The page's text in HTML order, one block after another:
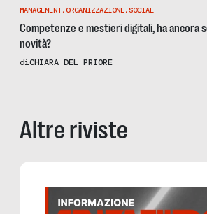
MANAGEMENT,ORGANIZZAZIONE, SOCIAL
Competenze e mestieri digitali, ha ancora
novità?
diCHIARA DEL PRIORE
Altre riviste